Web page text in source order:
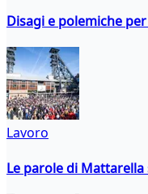
Disagi e polemiche
Lavoro
Le parole di